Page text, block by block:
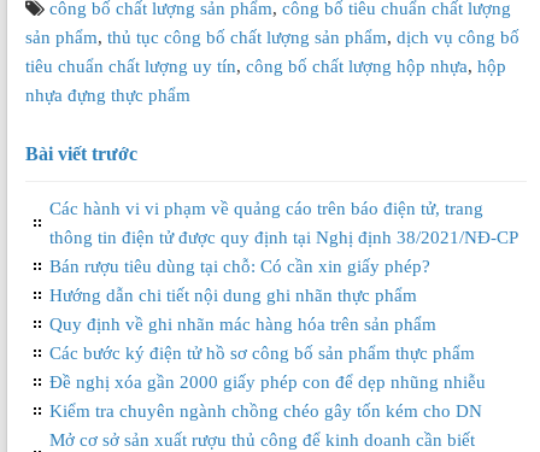
công bố chất lượng sản phẩm, công bố tiêu chuẩn chất lượng
sản phẩm, thủ tục công bố chất lượng sản phẩm, dịch vụ công bố
tiêu chuẩn chất lượng uy tín, công bố chất lượng hộp nhựa, hộp
nhựa đựng thực phẩm
Bài viết trước
Các hành vi vi phạm về quảng cáo trên báo điện tử, trang
thông tin điện tử được quy định tại Nghị định 38/2021/NĐ-CP
Bán rượu tiêu dùng tại chỗ: Có cần xin giấy phép?
Hướng dẫn chi tiết nội dung ghi nhãn thực phẩm
Quy định về ghi nhãn mác hàng hóa trên sản phẩm
Các bước ký điện tử hồ sơ công bố sản phẩm thực phẩm
Đề nghị xóa gần 2000 giấy phép con để dẹp nhũng nhiễu
Kiểm tra chuyên ngành chồng chéo gây tốn kém cho DN
Mở cơ sở sản xuất rượu thủ công để kinh doanh cần biết